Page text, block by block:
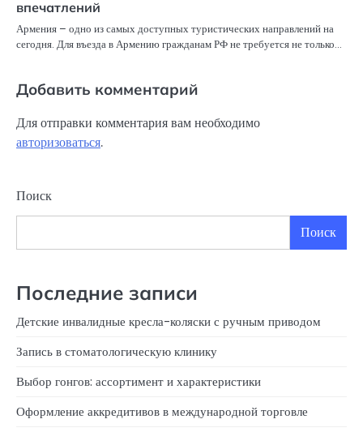
впечатлений
Армения – одно из самых доступных туристических направлений на
сегодня. Для въезда в Армению гражданам РФ не требуется не только…
Добавить комментарий
Для отправки комментария вам необходимо
авторизоваться.
Поиск
Поиск
Последние записи
Детские инвалидные кресла-коляски с ручным приводом
Запись в стоматологическую клинику
Выбор гонгов: ассортимент и характеристики
Оформление аккредитивов в международной торговле